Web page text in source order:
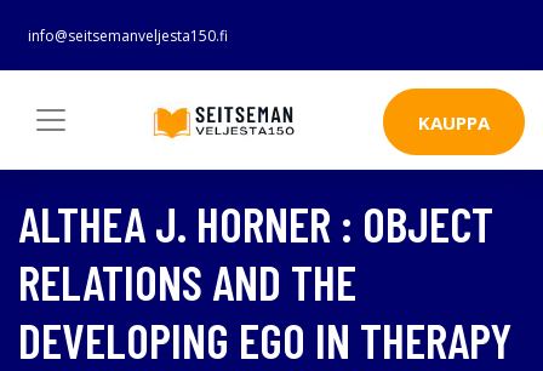
info@seitsemanveljesta150.fi
KAUPPA
ALTHEA J. HORNER : OBJECT
RELATIONS AND THE
DEVELOPING EGO IN THERAPY